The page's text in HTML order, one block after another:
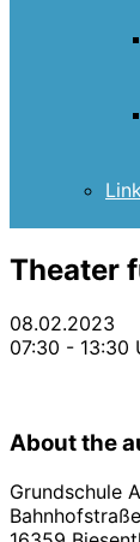
Theater
08.02.2023
07:30 - 13:30
About the
Grundschule